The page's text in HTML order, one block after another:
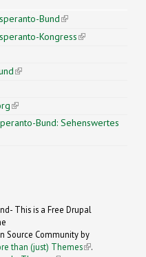
Bund(link is
external)
Kongress(link is
is external)
(link is external)
is external)
(link is external)
Bund: Sehenswertes
This is a Free Drupal
Source Community by
than (just) Themes (link is
.